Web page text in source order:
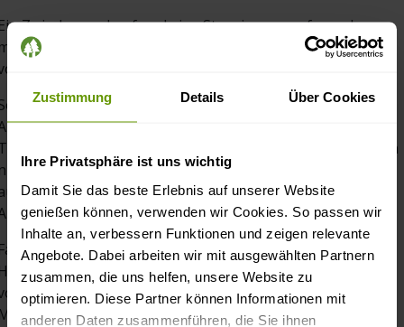
Zustimmung Details Über Cookies
Ihre Privatsphäre ist uns wichtig
Damit Sie das beste Erlebnis auf unserer Website
genießen können, verwenden wir Cookies. So passen wir
Inhalte an, verbessern Funktionen und zeigen relevante
Angebote. Dabei arbeiten wir mit ausgewählten Partnern
zusammen, die uns helfen, unsere Website zu
optimieren. Diese Partner können Informationen mit
anderen Daten zusammenführen, die Sie ihnen
Zwischenverkauf und eine Stornierung aufgrund
Irrtümer oder technischer Probleme bleibt
Zuschnitte auf Wunschlänge oder
der Hölzer zum Zweck der
werden unsererseits
grundsätzlich
angebotenund sind auch auf Nachfrage oder
Wunsch hin nicht möglich, auch nicht in
oder gegen Aufpreis.
Sie Ihre bestellte Ware selbst von unserem Lager in
abholen möchten, bitten wir Sie darum, sich
mit unserem Service-Team telefonisch oder per E-
in Verbindung zu setzen, um einen Termin zu